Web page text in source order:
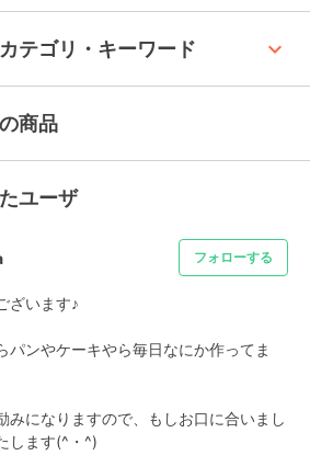
テゴリ・キーワード keyboard_arrow_up
商品
ユーザ
フォローする
ざいます♪
パンやケーキやら毎日なにか作ってま
みになりますので、もしお口に合いまし
します(^・^)